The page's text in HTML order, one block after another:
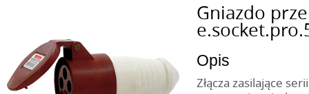
Gniazdo
Opis
Złącza zasilające